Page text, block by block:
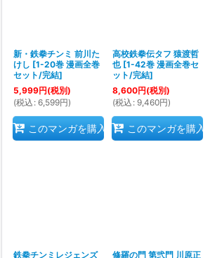
新・鉄拳チンミ 前川た
けし [1-20巻 漫画全巻
セット/完結]
5,999円(税別)
(税込 : 6,599円)
このマンガを購入
高校鉄拳伝タフ 猿渡哲
也 [1-42巻 漫画全巻セ
ット/完結]
8,600円(税別)
(税込 : 9,460円)
このマンガを購入
鉄拳チンミレジェンズ 修羅の門 第弐門 川原正